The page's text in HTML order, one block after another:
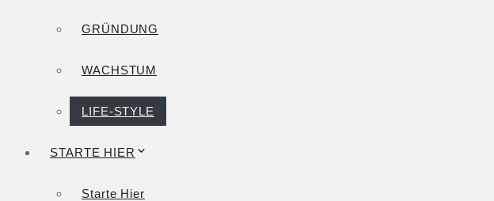
GRÜNDUNG
WACHSTUM
LIFE-STYLE
STARTE HIER
Starte Hier